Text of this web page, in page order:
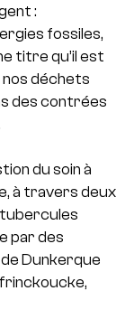
:
fossiles,
titre qu’il est
déchets
des contrées
du soin à
à travers deux
par des
Dunkerque